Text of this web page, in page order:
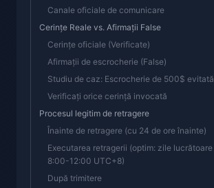
Canale oficiale de comunicare
Cerințe Reale vs. Afirmații False
Cerințe oficiale (Verificate)
Afirmații de escrocherie (False)
Studiu de caz: Escrocherie de 500$ evitată
Verificați orice cerință invocată
Procesul legitim de retragere
Înainte de retragere (cu 24 de ore înainte)
Executarea retragerii (optim: zile lucrătoare
8:00-12:00 UTC+8)
După trimitere